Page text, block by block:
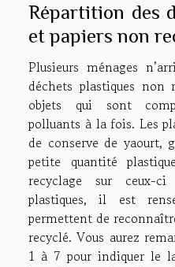
Répartition des
et papiers non
Plusieurs ménages
déchets plastiques
objets qui sont
polluants à la fois. Les
de conserve de yaourt,
petite quantité
recyclage sur ceux-
plastiques, il est
permettent de
recyclé. Vous aurez
1 à 7 pour indiquer le